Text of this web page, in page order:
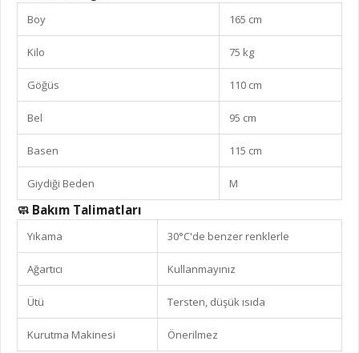
Boy 165 cm
Kilo 75 kg
Göğüs 110 cm
Bel 95 cm
Basen 115 cm
Giydiği Beden M
🧼 Bakım Talimatları
Yıkama 30°C'de benzer renklerle
Ağartıcı Kullanmayınız
Ütü Tersten, düşük ısıda
Kurutma Makinesi Önerilmez